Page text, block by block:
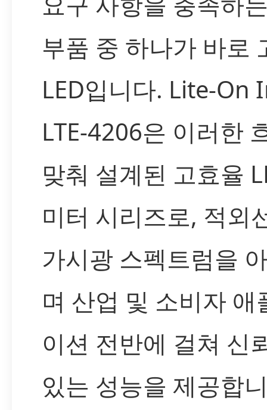
부품 중 하나가 바로
LED입니다. Lite-On
LTE-4206은 이러한
맞춰 설계된 고효율
미터 시리즈로, 적외
가시광 스펙트럼을
며 산업 및 소비자 애
이션 전반에 걸쳐 신
있는 성능을 제공합